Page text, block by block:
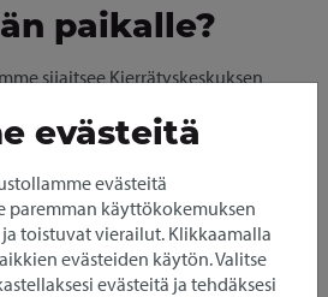
paikalle?
sijaitsee Kierrätyskeskuksen
vuokraus
evästeitä
evästeitä
paremman käyttökokemuksen
toistuvat vierailut. Klikkaamalla
evästeiden käytön. Valitse
evästeitä ja tehdäksesi